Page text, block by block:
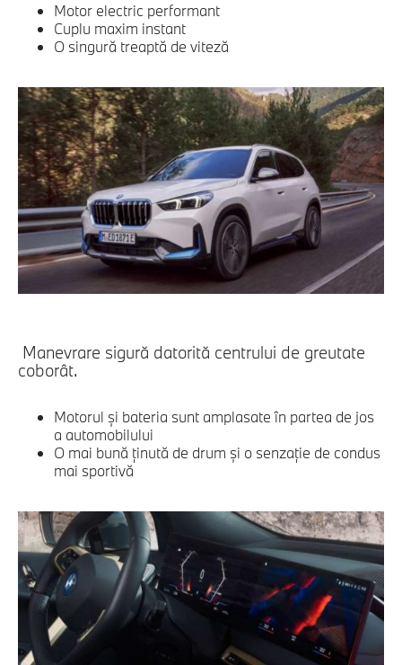
Motor electric performant
Cuplu maxim instant
O singură treaptă de viteză
Manevrare sigură datorită centrului de greutate
coborât.
Motorul şi bateria sunt amplasate în partea de jos
a automobilului
O mai bună ţinută de drum şi o senzaţie de condus
mai sportivă